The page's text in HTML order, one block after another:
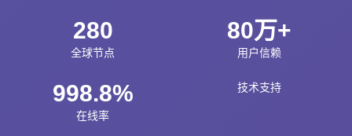
280
全球节点
80万+
用户信赖
998.8%
在线率
技术支持